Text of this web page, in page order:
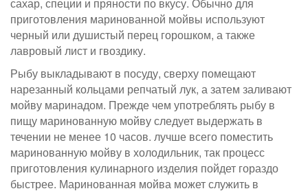
приготовления маринованной мойвы используют
черный или душистый перец горошком, а также
лавровый лист и гвоздику.
Рыбу выкладывают в посуду, сверху помещают
нарезанный кольцами репчатый лук, а затем заливают
мойву маринадом. Прежде чем употреблять рыбу в
пищу маринованную мойву следует выдержать в
течении не менее 10 часов. лучше всего поместить
маринованную мойву в холодильник, так процесс
приготовления кулинарного изделия пойдет гораздо
быстрее. Маринованная мойва может служить в